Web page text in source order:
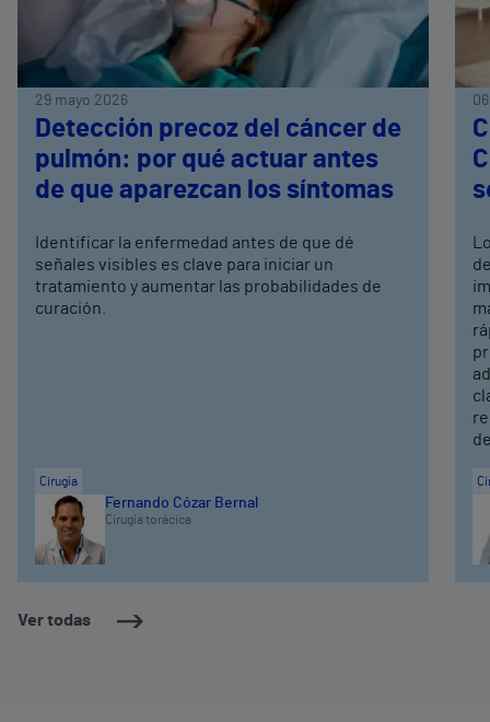
Ver todas
29 mayo 2026
Detección precoz del cáncer de
pulmón: por qué actuar antes
de que aparezcan los síntomas
Identificar la enfermedad antes de que dé
señales visibles es clave para iniciar un
tratamiento y aumentar las probabilidades de
curación.
Cirugía
Fernando Cózar Bernal
Cirugía torácica